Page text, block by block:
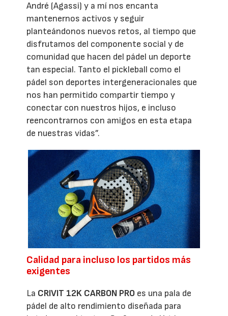
André (Agassi) y a mí nos encanta
mantenernos activos y seguir
planteándonos nuevos retos, al tiempo que
disfrutamos del componente social y de
comunidad que hacen del pádel un deporte
tan especial. Tanto el pickleball como el
pádel son deportes intergeneracionales que
nos han permitido compartir tiempo y
conectar con nuestros hijos, e incluso
reencontrarnos con amigos en esta etapa
de nuestras vidas”.
Calidad para incluso los partidos más
exigentes
La CRIVIT 12K CARBON PRO es una pala de
pádel de alto rendimiento diseñada para